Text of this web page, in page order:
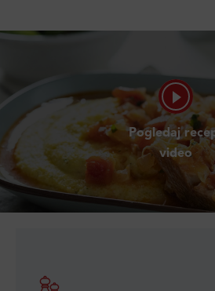
Pogledaj
video